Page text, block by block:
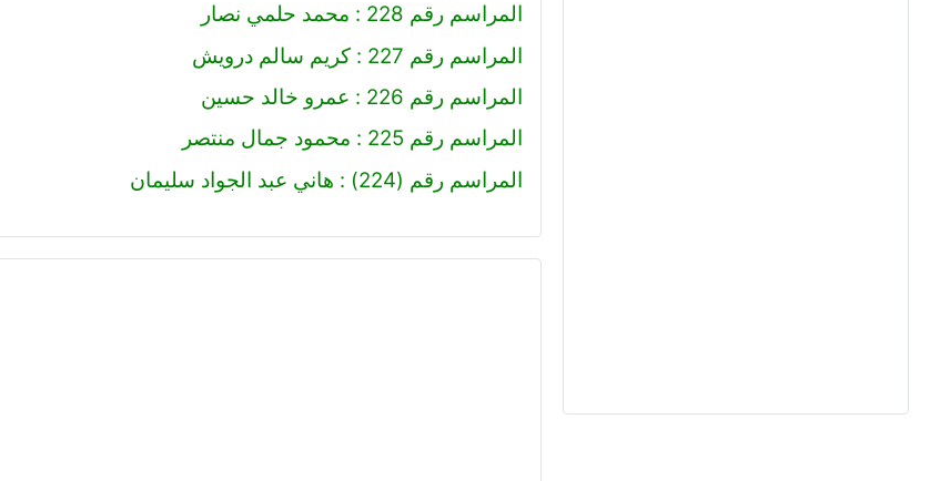
المراسم رقم 228 : محمد حلمي نصار
المراسم رقم 227 : كريم سالم درويش
المراسم رقم 226 : عمرو خالد حسين
المراسم رقم 225 : محمود جمال منتصر
المراسم رقم (224) : هاني عبد الجواد سليمان